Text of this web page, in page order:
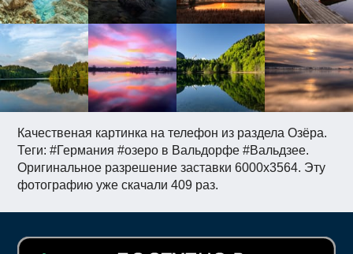
Качественая картинка на телефон из раздела Озёра.
Теги: #Германия #озеро в Вальдорфе #Вальдзее.
Оригинальное разрешение заставки 6000x3564. Эту
фотографию уже скачали 409 раз.